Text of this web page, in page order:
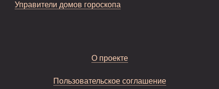
Управители домов гороскопа
О проекте
Пользовательское соглашение